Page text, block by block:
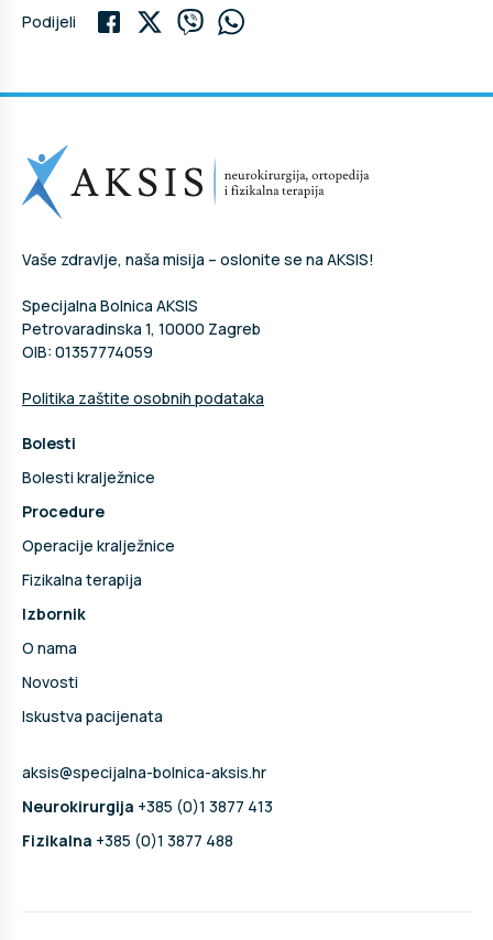
Podijeli
Vaše zdravlje, naša misija – oslonite se na AKSIS!
Specijalna Bolnica AKSIS
Petrovaradinska 1, 10000 Zagreb
OIB: 01357774059
Politika zaštite osobnih podataka
Bolesti
Bolesti kralježnice
Procedure
Operacije kralježnice
Fizikalna terapija
Izbornik
O nama
Novosti
Iskustva pacijenata
aksis@specijalna-bolnica-aksis.hr
Neurokirurgija +385 (0)1 3877 413
Fizikalna +385 (0)1 3877 488